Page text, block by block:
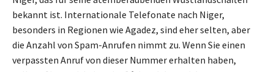
bekannt ist. Internationale Telefonate nach Niger,
besonders in Regionen wie Agadez, sind eher selten, aber
die Anzahl von Spam-Anrufen nimmt zu. Wenn Sie einen
verpassten Anruf von dieser Nummer erhalten haben,